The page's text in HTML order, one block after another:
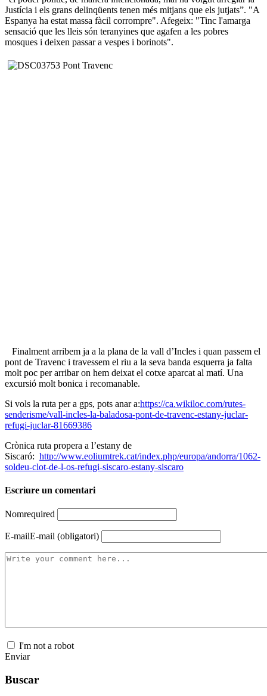
Justícia i els grans delinqüents tenen més mitjans que els jutjats”. "A
Espanya ha estat massa fàcil corrompre". Afegeix: "Tinc l'amarga
sensació que les lleis són teranyines que agafen a les pobres
mosques i deixen passar a vespes i borinots".
Finalment arribem ja a la plana de la vall d’Incles i quan passem el
pont de Travenc i travessem el riu a la seva banda esquerra ja falta
molt poc per arribar on hem deixat el cotxe aparcat al matí. Una
excursió molt bonica i recomanable.
Si vols la ruta per a gps, pots anar a:https://ca.wikiloc.com/rutes-
senderisme/vall-incles-la-baladosa-pont-de-travenc-estany-juclar-
refugi-juclar-81669386
Crònica ruta propera a l’estany de
Siscaró: http://www.eoliumtrek.cat/index.php/europa/andorra/1062-
soldeu-clot-de-l-os-refugi-siscaro-estany-siscaro
Escriure un comentari
Nomrequired
E-mailE-mail (obligatori)
I'm not a robot
Enviar
Buscar